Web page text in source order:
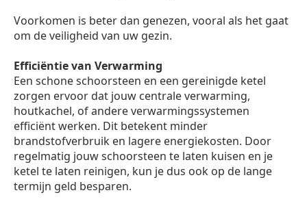
Voorkomen is beter dan genezen, vooral als het gaat
om de veiligheid van uw gezin.
Efficiëntie van Verwarming
Een schone schoorsteen en een gereinigde ketel
zorgen ervoor dat jouw centrale verwarming,
houtkachel, of andere verwarmingssystemen
efficiënt werken. Dit betekent minder
brandstofverbruik en lagere energiekosten. Door
regelmatig jouw schoorsteen te laten kuisen en je
ketel te laten reinigen, kun je dus ook op de lange
termijn geld besparen.